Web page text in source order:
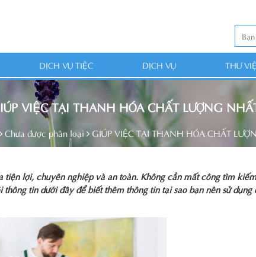
DỊCH VỤ TIỆC DỊCH VỤ THƯ
VIỆC TẠI THANH HÓA CHẤT LƯỢNG
Chưa được phân loại GIÚP VIỆC TẠI THANH HÓA CHẤT
lợi, chuyên nghiệp và an toàn. Không cần mất công tìm
tin dưới đây để biết thêm thông tin tại sao bạn nên sử dụng